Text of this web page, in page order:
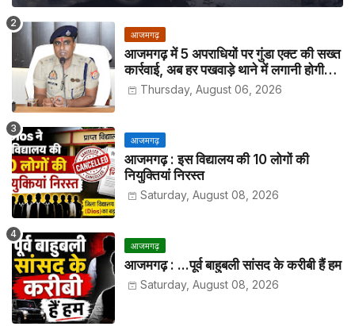
आजमगढ़
आजमगढ़ में 5 अपराधियों पर गुंडा एक्ट की सख्त
कार्रवाई, अब हर पखवाड़े थाने में लगानी होगी
हाजिरीThursday, August 06, 2026
आजमगढ़
आजमगढ़ : इस विद्यालय की 10 लोगों की
नियुक्तियां निरस्त
Saturday, August 08, 2026
आजमगढ़
आजमगढ़ : ...पूर्व बाहुबली सांसद के करीबी हैं हम
Saturday, August 08, 2026